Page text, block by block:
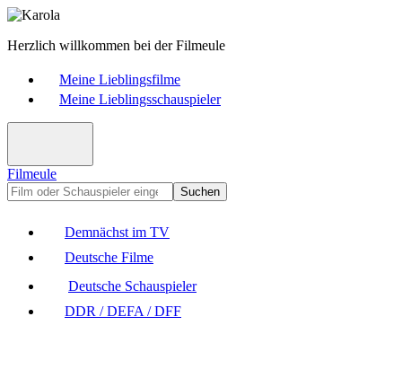
Herzlich willkommen bei der Filmeule
Meine Lieblingsfilme
Meine Lieblingsschauspieler
Filmeule
Suchen
Demnächst im TV
Deutsche Filme
Deutsche Schauspieler
DDR / DEFA / DFF